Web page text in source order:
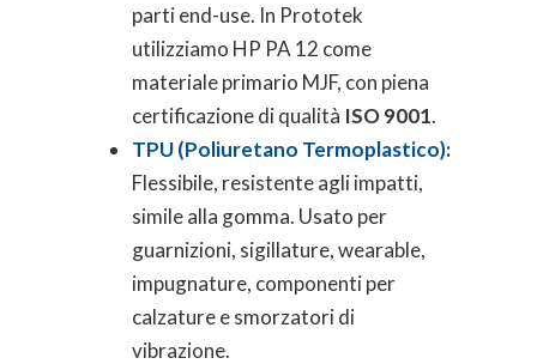
parti end-use. In Prototek
utilizziamo HP PA 12 come
materiale primario MJF, con piena
certificazione di qualità ISO 9001.
TPU (Poliuretano Termoplastico):
Flessibile, resistente agli impatti,
simile alla gomma. Usato per
guarnizioni, sigillature, wearable,
impugnature, componenti per
calzature e smorzatori di
vibrazione.